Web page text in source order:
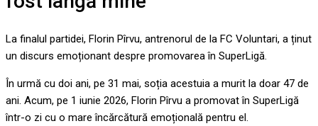
La finalul partidei, Florin Pîrvu, antrenorul de la FC Voluntari, a ținut
un discurs emoționant despre promovarea în SuperLigă.
În urmă cu doi ani, pe 31 mai, soția acestuia a murit la doar 47 de
ani. Acum, pe 1 iunie 2026, Florin Pîrvu a promovat în SuperLigă
într-o zi cu o mare încărcătură emoțională pentru el.